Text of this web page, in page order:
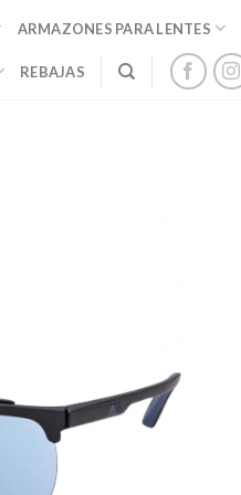
ARMAZONES PARA LENTES
REBAJAS